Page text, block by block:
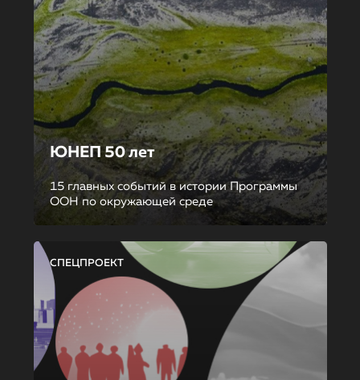
ЮНЕП 50 лет
15 главных событий в истории Программы
ООН по окружающей среде
СПЕЦПРОЕКТ